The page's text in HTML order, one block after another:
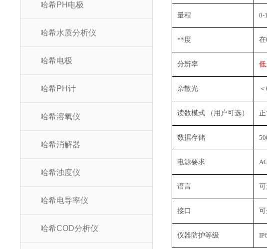
哈希PH电极
哈希水质分析仪
哈希电极
哈希PH计
哈希溶氧仪
哈希消解器
哈希浊度仪
哈希电导率仪
哈希COD分析仪
量程 0-
**度 在
分辨率 低
杂散光 ＜
读数模式 （用户可选）
数据存储
电源要求
语言
接口
仪器防护等级